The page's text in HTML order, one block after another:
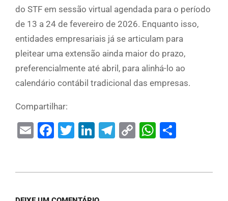
do STF em sessão virtual agendada para o período
de 13 a 24 de fevereiro de 2026. Enquanto isso,
entidades empresariais já se articulam para
pleitear uma extensão ainda maior do prazo,
preferencialmente até abril, para alinhá-lo ao
calendário contábil tradicional das empresas.
Compartilhar:
EmailFacebook
Twitter
LinkedIn
Telegram
Copy